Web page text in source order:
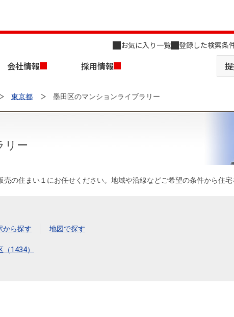
お気に入り一覧 登録した検索条
会社情報 採用情報
新築・中古一戸建てを探す
売却相談
本社地図
東京都 墨田区のマンションライブラリー
リー
の住まい１にお任せください。地域や沿線などご希望の条件から住宅
から探す 地図で探す
（1434）